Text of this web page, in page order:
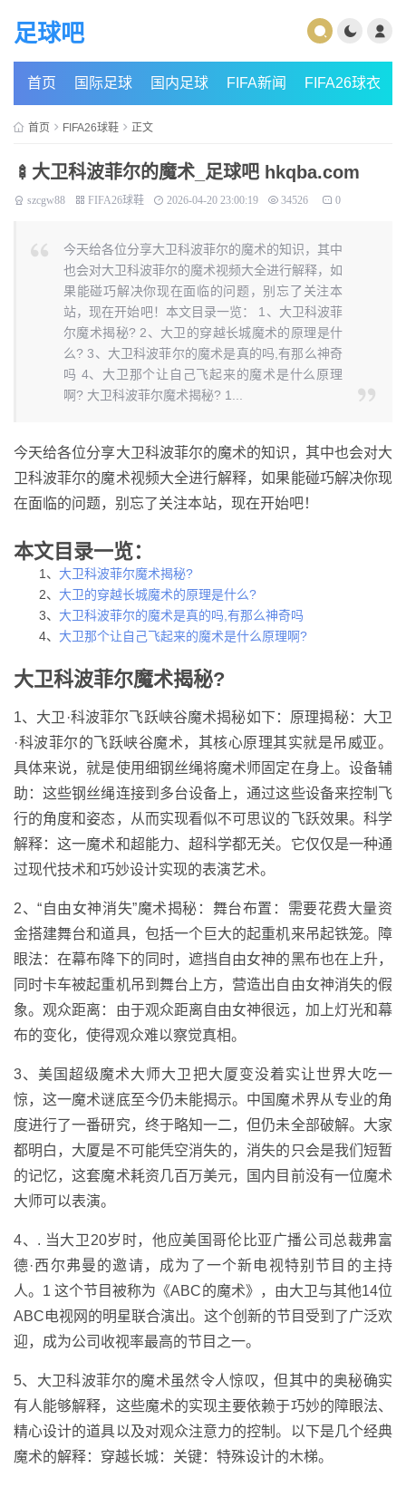
足球吧
首页 国际足球 国内足球 FIFA新闻 FIFA26球衣
首页 FIFA26球鞋 正文
🍢大卫科波菲尔的魔术_足球吧 hkqba.com
szcgw88 FIFA26球鞋 2026-04-20 23:00:19 34526 0
今天给各位分享大卫科波菲尔的魔术的知识，其中
也会对大卫科波菲尔的魔术视频大全进行解释，如
果能碰巧解决你现在面临的问题，别忘了关注本
站，现在开始吧！本文目录一览： 1、大卫科波菲
尔魔术揭秘? 2、大卫的穿越长城魔术的原理是什
么? 3、大卫科波菲尔的魔术是真的吗,有那么神奇
吗 4、大卫那个让自己飞起来的魔术是什么原理
啊? 大卫科波菲尔魔术揭秘? 1...
今天给各位分享大卫科波菲尔的魔术的知识，其中也会对大
卫科波菲尔的魔术视频大全进行解释，如果能碰巧解决你现
在面临的问题，别忘了关注本站，现在开始吧！
本文目录一览：
1、 大卫科波菲尔魔术揭秘?
2、 大卫的穿越长城魔术的原理是什么?
3、 大卫科波菲尔的魔术是真的吗,有那么神奇吗
4、 大卫那个让自己飞起来的魔术是什么原理啊?
大卫科波菲尔魔术揭秘?
1、大卫·科波菲尔飞跃峡谷魔术揭秘如下：原理揭秘：大卫
·科波菲尔的飞跃峡谷魔术，其核心原理其实就是吊威亚。
具体来说，就是使用细钢丝绳将魔术师固定在身上。设备辅
助：这些钢丝绳连接到多台设备上，通过这些设备来控制飞
行的角度和姿态，从而实现看似不可思议的飞跃效果。科学
解释：这一魔术和超能力、超科学都无关。它仅仅是一种通
过现代技术和巧妙设计实现的表演艺术。
2、“自由女神消失”魔术揭秘：舞台布置：需要花费大量资
金搭建舞台和道具，包括一个巨大的起重机来吊起铁笼。障
眼法：在幕布降下的同时，遮挡自由女神的黑布也在上升，
同时卡车被起重机吊到舞台上方，营造出自由女神消失的假
象。观众距离：由于观众距离自由女神很远，加上灯光和幕
布的变化，使得观众难以察觉真相。
3、美国超级魔术大师大卫把大厦变没着实让世界大吃一
惊，这一魔术谜底至今仍未能揭示。中国魔术界从专业的角
度进行了一番研究，终于略知一二，但仍未全部破解。大家
都明白，大厦是不可能凭空消失的，消失的只会是我们短暂
的记忆，这套魔术耗资几百万美元，国内目前没有一位魔术
大师可以表演。
4、. 当大卫20岁时，他应美国哥伦比亚广播公司总裁弗富
德·西尔弗曼的邀请，成为了一个新电视特别节目的主持
人。1 这个节目被称为《ABC的魔术》，由大卫与其他14位
ABC电视网的明星联合演出。这个创新的节目受到了广泛欢
迎，成为公司收视率最高的节目之一。
5、大卫科波菲尔的魔术虽然令人惊叹，但其中的奥秘确实
有人能够解释，这些魔术的实现主要依赖于巧妙的障眼法、
精心设计的道具以及对观众注意力的控制。以下是几个经典
魔术的解释：穿越长城：关键：特殊设计的木梯。